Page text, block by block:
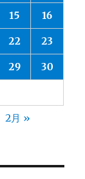
15 16
22 23
29 30
2月 »